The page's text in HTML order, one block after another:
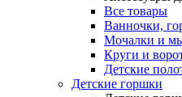
Все товары
Ванночки,
Мочалки и
Круги и
Детские
Детские горшки